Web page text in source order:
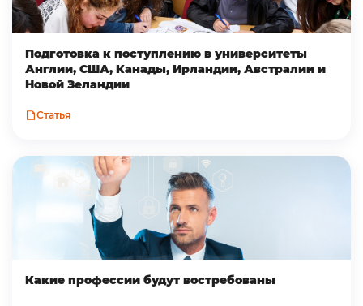
Подготовка к поступлению в университеты
Англии, США, Канады, Ирландии, Австралии и
Новой Зеландии
Статья
Какие профессии будут востребованы